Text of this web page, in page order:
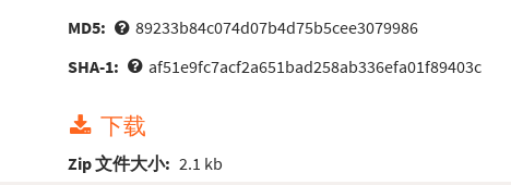
MD5:
89233b84c074d07b4d75b5cee3079986
SHA-1:
af51e9fc7acf2a651bad258ab336efa01f89403c
下载
Zip 文件大小: 2.1 kb